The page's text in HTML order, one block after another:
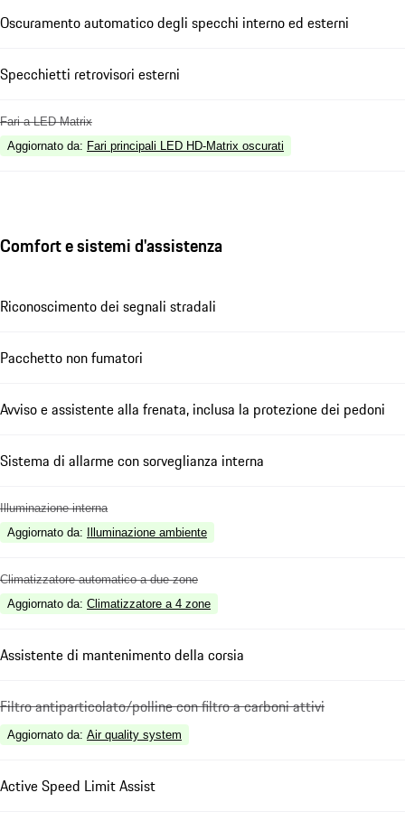
Oscuramento automatico degli specchi interno ed esterni
Specchietti retrovisori esterni
Fari a LED Matrix
Aggiornato da: Fari principali LED HD-Matrix oscurati
Comfort e sistemi d'assistenza
Riconoscimento dei segnali stradali
Pacchetto non fumatori
Avviso e assistente alla frenata, inclusa la protezione dei pedoni
Sistema di allarme con sorveglianza interna
Illuminazione interna
Aggiornato da: Illuminazione ambiente
Climatizzatore automatico a due zone
Aggiornato da: Climatizzatore a 4 zone
Assistente di mantenimento della corsia
Filtro antiparticolato/polline con filtro a carboni attivi
Aggiornato da: Air quality system
Active Speed Limit Assist